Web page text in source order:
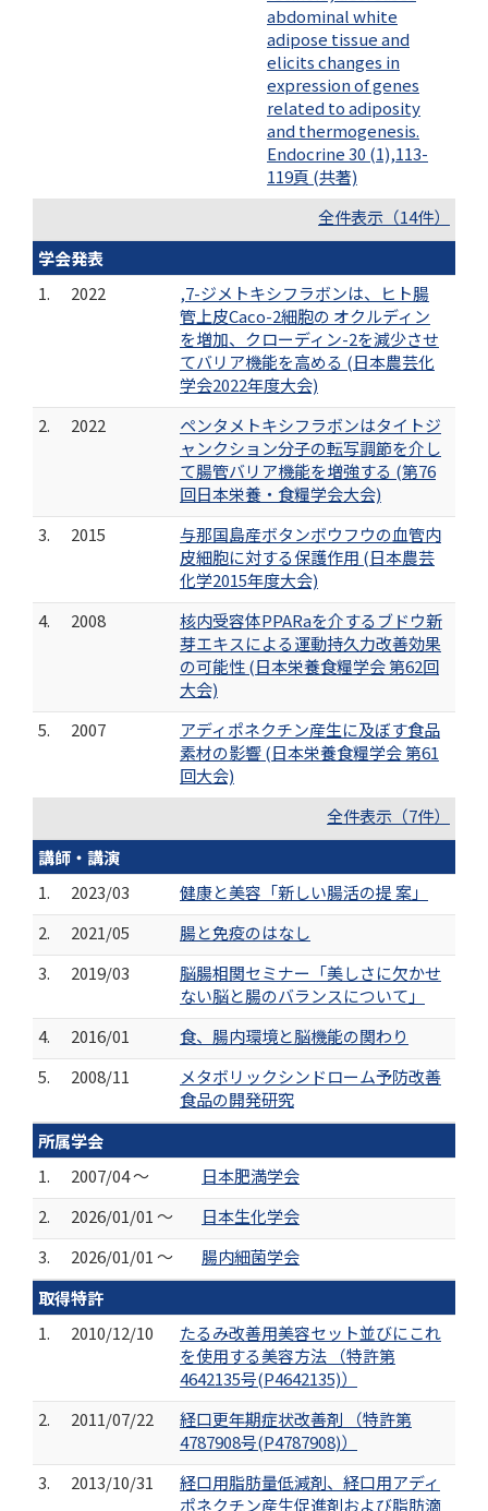
abdominal white
adipose tissue and
elicits changes in
expression of genes
related to adiposity
and thermogenesis.
Endocrine 30 (1),113-
119頁 (共著)
全件表示（14件）
学会発表
1.
2022
,7-ジメトキシフラボンは、ヒト腸
管上皮Caco-2細胞の オクルディン
を増加、クローディン-2を減少させ
てバリア機能を高める (日本農芸化
学会2022年度大会)
2.
2022
ペンタメトキシフラボンはタイトジ
ャンクション分子の転写調節を介し
て腸管バリア機能を増強する (第76
回日本栄養・食糧学会大会)
3.
2015
与那国島産ボタンボウフウの血管内
皮細胞に対する保護作用 (日本農芸
化学2015年度大会)
4.
2008
核内受容体PPARaを介するブドウ新
芽エキスによる運動持久力改善効果
の可能性 (日本栄養食糧学会 第62回
大会)
5.
2007
アディポネクチン産生に及ぼす食品
素材の影響 (日本栄養食糧学会 第61
回大会)
全件表示（7件）
講師・講演
1.
2023/03
健康と美容「新しい腸活の提 案」
2.
2021/05
腸と免疫のはなし
3.
2019/03
脳腸相関セミナー「美しさに欠かせ
ない脳と腸のバランスについて」
4.
2016/01
食、腸内環境と脳機能の関わり
5.
2008/11
メタボリックシンドローム予防改善
食品の開発研究
所属学会
1.
2007/04 ～
日本肥満学会
2.
2026/01/01 ～
日本生化学会
3.
2026/01/01 ～
腸内細菌学会
取得特許
1.
2010/12/10
たるみ改善用美容セット並びにこれ
を使用する美容方法 （特許第
4642135号(P4642135)）
2.
2011/07/22
経口更年期症状改善剤 （特許第
4787908号(P4787908)）
3.
2013/10/31
経口用脂肪量低減剤、経口用アディ
ポネクチン産生促進剤および脂肪滴